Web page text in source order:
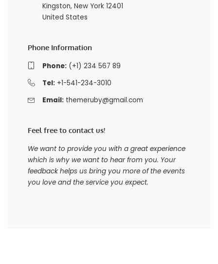
Kingston, New York 12401
United States
Phone Information
Phone:(+1) 234 567 89
Tel:+1-541-234-3010
Email: themeruby@gmail.com
Feel free to contact us!
We want to provide you with a great experience
which is why we want to hear from you. Your
feedback helps us bring you more of the events
you love and the service you expect.